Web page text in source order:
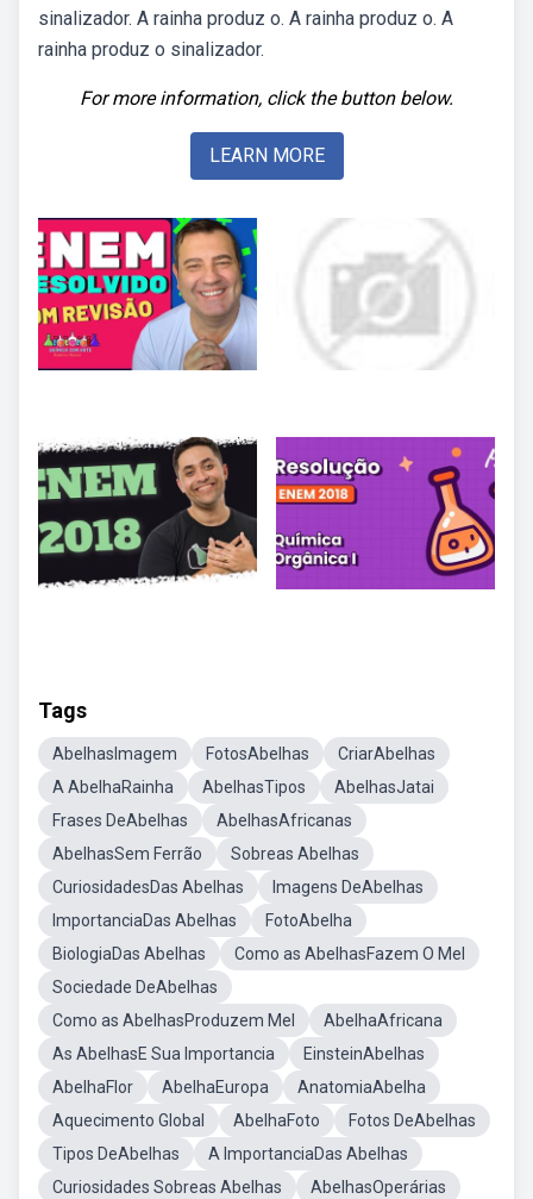
sinalizador. A rainha produz o. A rainha produz o. A
rainha produz o sinalizador.
For more information, click the button below.
LEARN MORE
Tags
AbelhasImagem FotosAbelhas
CriarAbelhas
A AbelhaRainha
AbelhasTipos
AbelhasJatai
Frases DeAbelhas
AbelhasAfricanas
AbelhasSem Ferrão
Sobreas Abelhas
CuriosidadesDas Abelhas
Imagens DeAbelhas
ImportanciaDas Abelhas
FotoAbelha
BiologiaDas Abelhas
Como as AbelhasFazem O Mel
Sociedade DeAbelhas
Como as AbelhasProduzem Mel
AbelhaAfricana
As AbelhasE Sua Importancia
EinsteinAbelhas
AbelhaFlor
AbelhaEuropa
AnatomiaAbelha
Aquecimento Global
AbelhaFoto
Fotos DeAbelhas
Tipos DeAbelhas
A ImportanciaDas Abelhas
Curiosidades Sobreas Abelhas
AbelhasOperárias